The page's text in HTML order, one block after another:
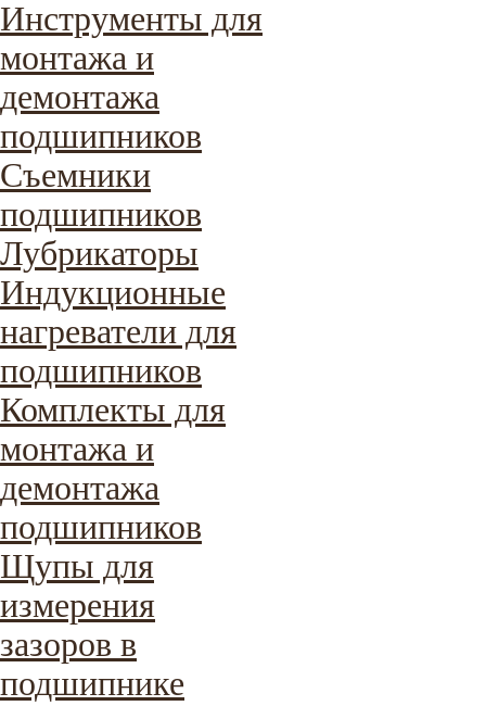
Инструменты для
монтажа и
демонтажа
подшипников
Съемники
подшипников
Лубрикаторы
Индукционные
нагреватели для
подшипников
Комплекты для
монтажа и
демонтажа
подшипников
Щупы для
измерения
зазоров в
подшипнике